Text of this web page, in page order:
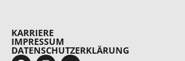
KARRIERE
IMPRESSUM
DATENSCHUTZERKLÄRUNG